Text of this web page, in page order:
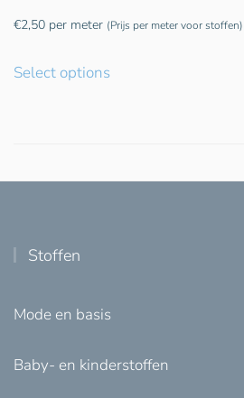
€2,50 per meter (Prijs per meter voor stoffen)
Select options
Stoffen
Mode en basis
Baby- en kinderstoffen